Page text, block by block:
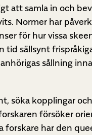
att samla in och
Normer har
för hur vissa
tid sällsynt
sållning
söka kopplingar
försöker
forskare har den